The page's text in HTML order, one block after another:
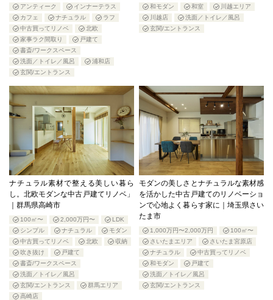
アンティーク
インナーテラス
カフェ
ナチュラル
ラフ
中古買ってリノベ
北欧
家事ラク間取り
戸建て
書斎/ワークスペース
洗面／トイレ／風呂
浦和店
玄関/エントランス
和モダン
和室
川越エリア
川越店
洗面／トイレ／風呂
玄関/エントランス
ナチュラル素材で整える美しい暮ら
し。北欧モダンな中古戸建てリノベ」
｜群馬県高崎市
100㎡〜 2,000万円〜
LDK
シンプル
ナチュラル
モダン
中古買ってリノベ
北欧
収納
吹き抜け
戸建て
書斎/ワークスペース
洗面／トイレ／風呂
玄関/エントランス
群馬エリア
高崎店
モダンの美しさとナチュラルな素材感
を活かした中古戸建てのリノベーショ
ンで心地よく暮らす家に｜埼玉県さい
たま市
1,000万円〜2,000万円
100㎡〜
さいたまエリア
さいたま宮原店
ナチュラル
中古買ってリノベ
和モダン
戸建て
洗面／トイレ／風呂
玄関/エントランス